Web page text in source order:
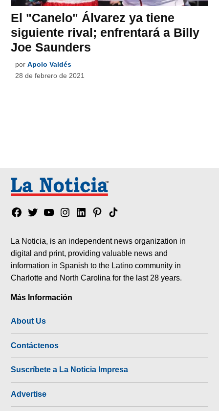
El "Canelo" Álvarez ya tiene
siguiente rival; enfrentará a Billy
Joe Saunders
por Apolo Valdés
28 de febrero de 2021
Facebook
TwitterYouTubeInstagram
LinkedinPinterest
Tik
La Noticia, is an independent news organization in
digital and print, providing valuable news and
information in Spanish to the Latino community in
Charlotte and North Carolina for the last 28 years.
Más Información
About Us
Contáctenos
Suscríbete a La Noticia Impresa
Advertise